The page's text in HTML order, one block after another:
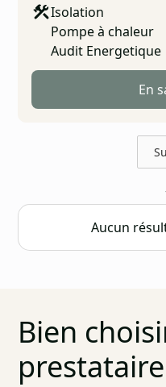
Isolation
Pompe à chaleur
Audit Energetique
En
Aucun
Bien
prestataire